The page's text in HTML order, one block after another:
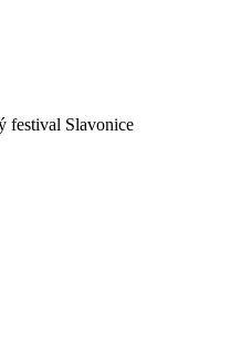
festival Slavonice